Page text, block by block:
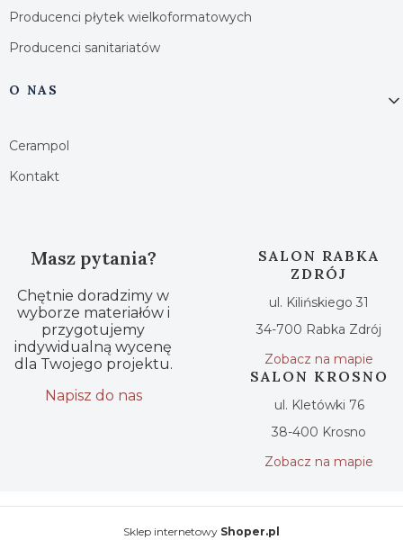
Producenci płytek wielkoformatowych
Producenci sanitariatów
O NAS
Cerampol
Kontakt
Masz pytania?
Chętnie doradzimy w
wyborze materiałów i
przygotujemy
indywidualną wycenę
dla Twojego projektu.
Napisz do nas
SALON RABKA
ZDRÓJ
ul. Kilińskiego 31
34-700 Rabka Zdrój
Zobacz na mapie
SALON KROSNO
ul. Kletówki 76
38-400 Krosno
Zobacz na mapie
Sklep internetowy Shoper.pl